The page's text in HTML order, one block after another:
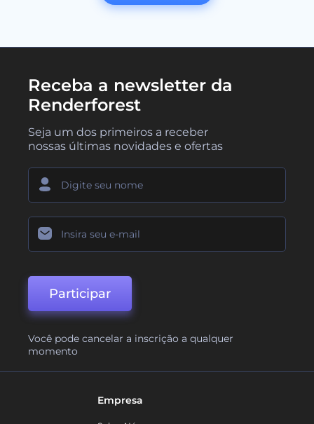
Receba a newsletter da
Renderforest
Seja um dos primeiros a receber
nossas últimas novidades e ofertas
Participar
Você pode cancelar a inscrição a qualquer
momento
Empresa